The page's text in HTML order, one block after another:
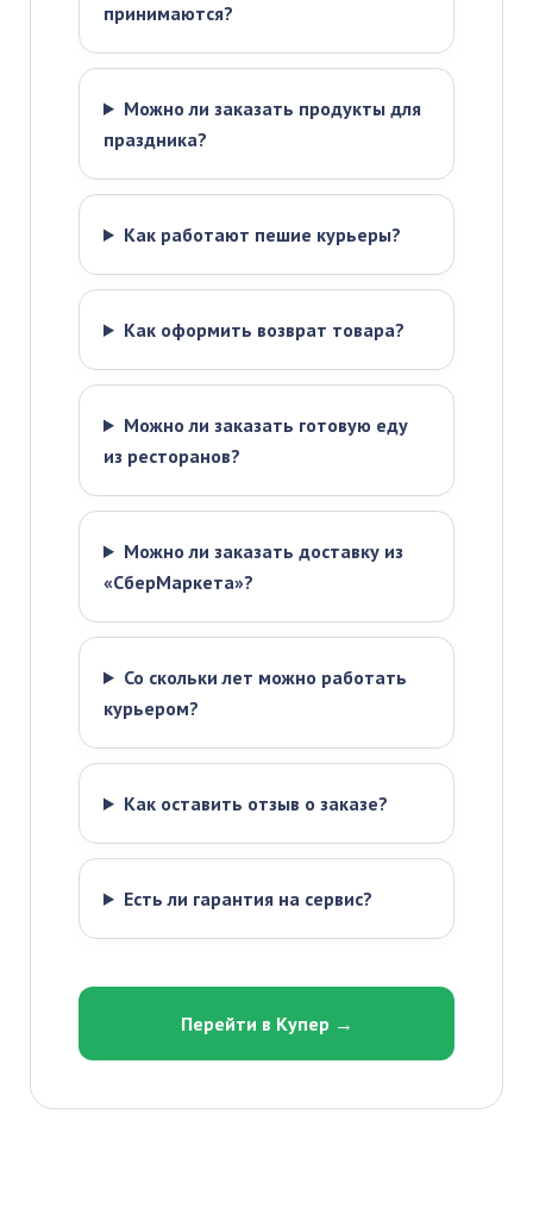
принимаются?
Можно ли заказать продукты для
праздника?
Как работают пешие курьеры?
Как оформить возврат товара?
Можно ли заказать готовую еду
из ресторанов?
Можно ли заказать доставку из
«СберМаркета»?
Со скольки лет можно работать
курьером?
Как оставить отзыв о заказе?
Есть ли гарантия на сервис?
Перейти в Купер →